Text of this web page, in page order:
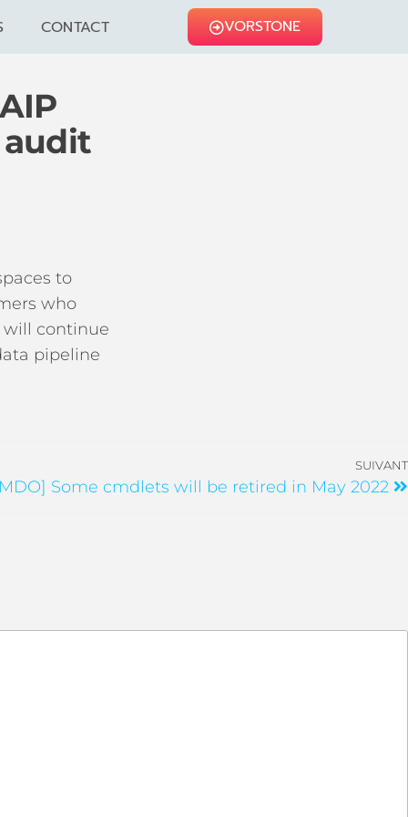
CONTACT VORSTONE
to
who
will continue
pipeline
SUIVANT
Some cmdlets will be retired in May 2022